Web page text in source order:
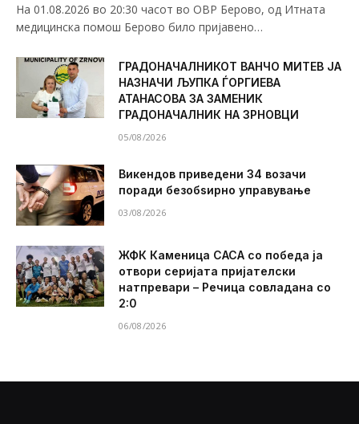
На 01.08.2026 во 20:30 часот во ОВР Берово, од Итната
медицинска помош Берово било пријавено…
ГРАДОНАЧАЛНИКОТ ВАНЧО МИТЕВ ЈА
НАЗНАЧИ ЉУПКА ЃОРГИЕВА
АТАНАСОВА ЗА ЗАМЕНИК
ГРАДОНАЧАЛНИК НА ЗРНОВЦИ
05/08/2026
Викендов приведени 34 возачи
поради безобѕирно управување
03/08/2026
ЖФК Каменица САСА со победа ја
отвори серијата пријателски
натпревари – Речица совладана со
2:0
06/08/2026